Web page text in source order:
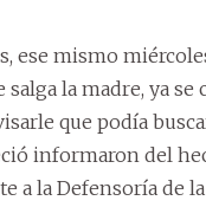
ese mismo
salga la madre, ya
que podía
informaron del
a la Defensoría de